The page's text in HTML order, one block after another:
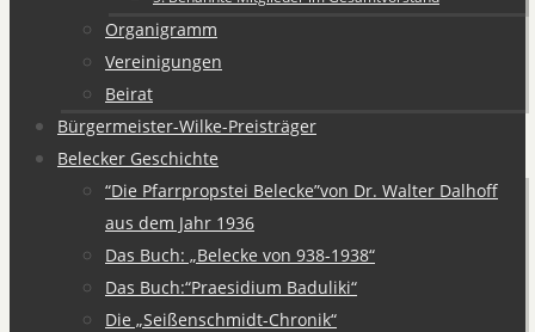
Organigramm
Vereinigungen
Beirat
Bürgermeister-Wilke-Preisträger
Belecker Geschichte
“Die Pfarrpropstei Belecke”von Dr. Walter Dalhoff
aus dem Jahr 1936
Das Buch: „Belecke von 938-1938“
Das Buch:“Praesidium Baduliki“
Die „Seißenschmidt-Chronik“